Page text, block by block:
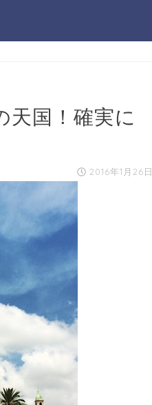
天国！確実に
2016年1月26日